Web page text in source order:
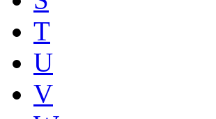
T
U
V